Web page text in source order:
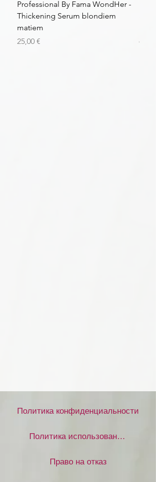
Professional By Fama WondHer -
Thickening Serum blondiem
matiem
Цена
25,00 €
Цена
43,56
Политика конфиденциальности
Политика использования файлов cookie
Право на отказ